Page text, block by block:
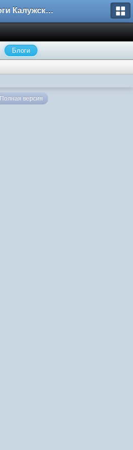
Блоги Калужского перекрестка
Блоги
Полная версия